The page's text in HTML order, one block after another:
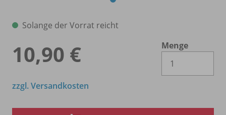
Solange der Vorrat reicht
10,90 €
Menge
zzgl. Versandkosten